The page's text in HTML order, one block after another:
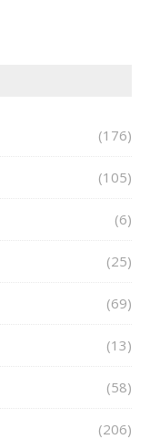
(176)
(105)
(6)
(25)
(69)
(13)
(58)
(206)